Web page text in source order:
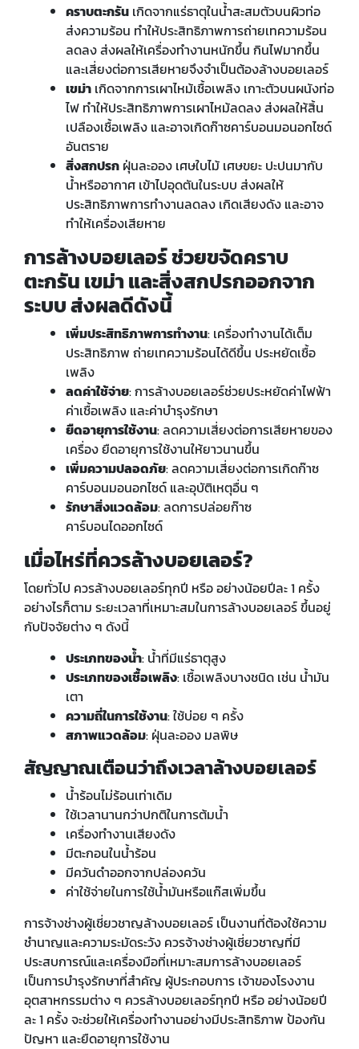
คราบตะกรัน เกิดจากแร่ธาตุในน้ำสะสมตัวบนผิวท่อ
ส่งความร้อน ทำให้ประสิทธิภาพการถ่ายเทความร้อน
ลดลง ส่งผลให้เครื่องทำงานหนักขึ้น กินไฟมากขึ้น
และเสี่ยงต่อการเสียหายจึงจำเป็นต้องล้างบอยเลอร์
เขม่า เกิดจากการเผาไหม้เชื้อเพลิง เกาะตัวบนผนังท่อ
ไฟ ทำให้ประสิทธิภาพการเผาไหม้ลดลง ส่งผลให้สิ้น
เปลืองเชื้อเพลิง และอาจเกิดก๊าซคาร์บอนมอนอกไซด์
อันตราย
สิ่งสกปรก ฝุ่นละออง เศษใบไม้ เศษขยะ ปะปนมากับ
น้ำหรืออากาศ เข้าไปอุดตันในระบบ ส่งผลให้
ประสิทธิภาพการทำงานลดลง เกิดเสียงดัง และอาจ
ทำให้เครื่องเสียหาย
การล้างบอยเลอร์ ช่วยขจัดคราบ
ตะกรัน เขม่า และสิ่งสกปรกออกจาก
ระบบ ส่งผลดีดังนี้
เพิ่มประสิทธิภาพการทำงาน: เครื่องทำงานได้เต็ม
ประสิทธิภาพ ถ่ายเทความร้อนได้ดีขึ้น ประหยัดเชื้อ
เพลิง
ลดค่าใช้จ่าย: การล้างบอยเลอร์ช่วยประหยัดค่าไฟฟ้า
ค่าเชื้อเพลิง และค่าบำรุงรักษา
ยืดอายุการใช้งาน: ลดความเสี่ยงต่อการเสียหายของ
เครื่อง ยืดอายุการใช้งานให้ยาวนานขึ้น
เพิ่มความปลอดภัย: ลดความเสี่ยงต่อการเกิดก๊าซ
คาร์บอนมอนอกไซด์ และอุบัติเหตุอื่น ๆ
รักษาสิ่งแวดล้อม: ลดการปล่อยก๊าซ
คาร์บอนไดออกไซด์
เมื่อไหร่ที่ควรล้างบอยเลอร์?
โดยทั่วไป ควรล้างบอยเลอร์ทุกปี หรือ อย่างน้อยปีละ 1 ครั้ง
อย่างไรก็ตาม ระยะเวลาที่เหมาะสมในการล้างบอยเลอร์ ขึ้นอยู่
กับปัจจัยต่าง ๆ ดังนี้
ประเภทของน้ำ: น้ำที่มีแร่ธาตุสูง
ประเภทของเชื้อเพลิง: เชื้อเพลิงบางชนิด เช่น น้ำมัน
เตา
ความถี่ในการใช้งาน: ใช้บ่อย ๆ ครั้ง
สภาพแวดล้อม: ฝุ่นละออง มลพิษ
สัญญาณเตือนว่าถึงเวลาล้างบอยเลอร์
น้ำร้อนไม่ร้อนเท่าเดิม
ใช้เวลานานกว่าปกติในการต้มน้ำ
เครื่องทำงานเสียงดัง
มีตะกอนในน้ำร้อน
มีควันดำออกจากปล่องควัน
ค่าใช้จ่ายในการใช้น้ำมันหรือแก๊สเพิ่มขึ้น
การจ้างช่างผู้เชี่ยวชาญล้างบอยเลอร์ เป็นงานที่ต้องใช้ความ
ชำนาญและความระมัดระวัง ควรจ้างช่างผู้เชี่ยวชาญที่มี
ประสบการณ์และเครื่องมือที่เหมาะสมการล้างบอยเลอร์
เป็นการบำรุงรักษาที่สำคัญ ผู้ประกอบการ เจ้าของโรงงาน
อุตสาหกรรมต่าง ๆ ควรล้างบอยเลอร์ทุกปี หรือ อย่างน้อยปี
ละ 1 ครั้ง จะช่วยให้เครื่องทำงานอย่างมีประสิทธิภาพ ป้องกัน
ปัญหา และยืดอายุการใช้งาน